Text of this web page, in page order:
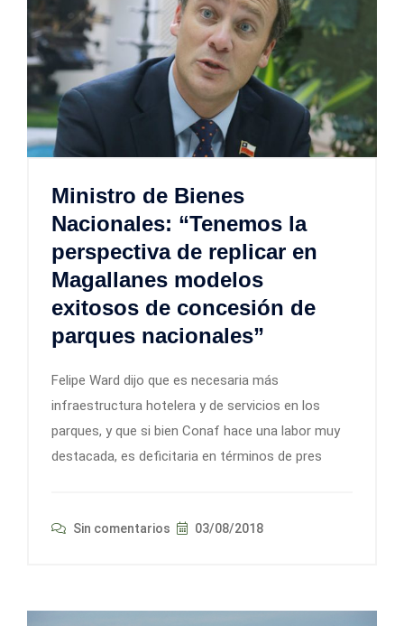
Ministro de Bienes
Nacionales: “Tenemos la
perspectiva de replicar en
Magallanes modelos
exitosos de concesión de
parques nacionales”
Felipe Ward dijo que es necesaria más
infraestructura hotelera y de servicios en los
parques, y que si bien Conaf hace una labor muy
destacada, es deficitaria en términos de pres
Sin comentarios 03/08/2018